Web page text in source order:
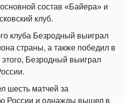
состав «Байера» и
клуб.
клуба Безродный выиграл
страны, а также победил в
Безродный выиграл
шесть матчей за
России и однажды вышел в